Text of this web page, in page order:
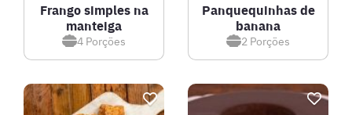
Frango simples na
manteiga
4 Porções
Panquequinhas de
banana
2 Porções